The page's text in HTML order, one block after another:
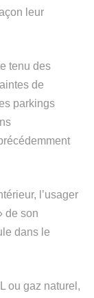
leur
tenu des
de
parkings
l’usager
de son
dans le
ou gaz naturel,